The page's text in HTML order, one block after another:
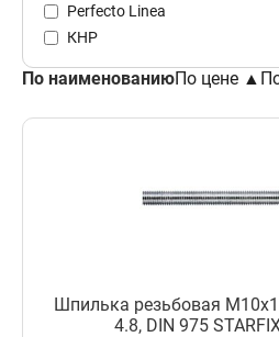
Perfecto Linea
КНР
По наименованиюПо цене ▲
Шпилька резьбовая
4.8, DIN 975